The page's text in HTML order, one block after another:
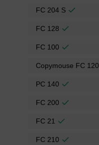
FC 204 S
FC 128
FC 100
Copymouse FC 120
PC 140
FC 200
FC 21
FC 210